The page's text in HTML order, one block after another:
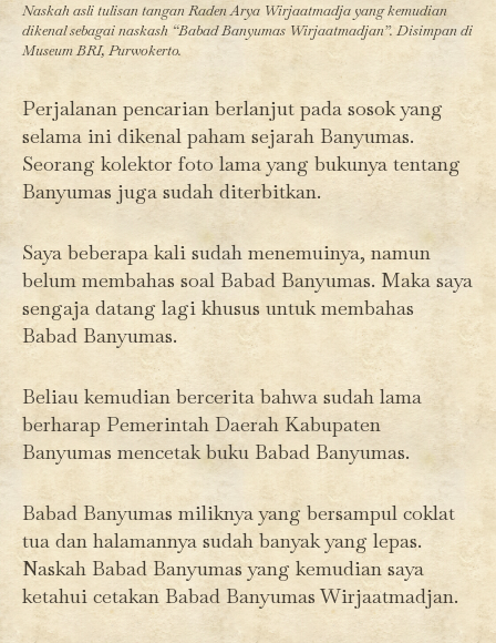
Naskah asli tulisan tangan Raden Arya Wirjaatmadja yang kemudian
dikenal sebagai naskash “Babad Banyumas Wirjaatmadjan”. Disimpan di
Museum BRI, Purwokerto.
Perjalanan pencarian berlanjut pada sosok yang
selama ini dikenal paham sejarah Banyumas.
Seorang kolektor foto lama yang bukunya tentang
Banyumas juga sudah diterbitkan.
Saya beberapa kali sudah menemuinya, namun
belum membahas soal Babad Banyumas. Maka saya
sengaja datang lagi khusus untuk membahas
Babad Banyumas.
Beliau kemudian bercerita bahwa sudah lama
berharap Pemerintah Daerah Kabupaten
Banyumas mencetak buku Babad Banyumas.
Babad Banyumas miliknya yang bersampul coklat
tua dan halamannya sudah banyak yang lepas.
Naskah Babad Banyumas yang kemudian saya
ketahui cetakan Babad Banyumas Wirjaatmadjan.